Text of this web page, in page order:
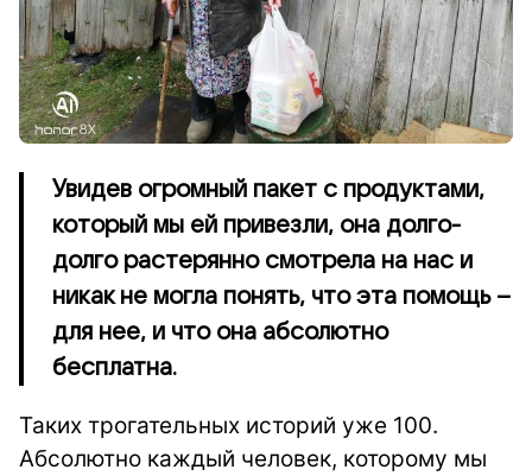
Увидев огромный пакет с продуктами,
который мы ей привезли, она долго-
долго растерянно смотрела на нас и
никак не могла понять, что эта помощь –
для нее, и что она абсолютно
бесплатна.
Таких трогательных историй уже 100.
Абсолютно каждый человек, которому мы